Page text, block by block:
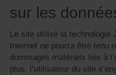
sur les
Le site utilise la technologie
Internet ne pourra être tenu
dommages matériels liés à
plus, l’utilisateur du site